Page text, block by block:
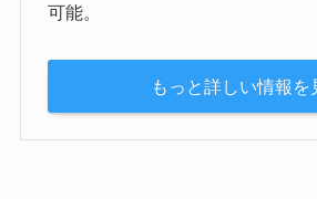
可能。
もっと詳しい情報を